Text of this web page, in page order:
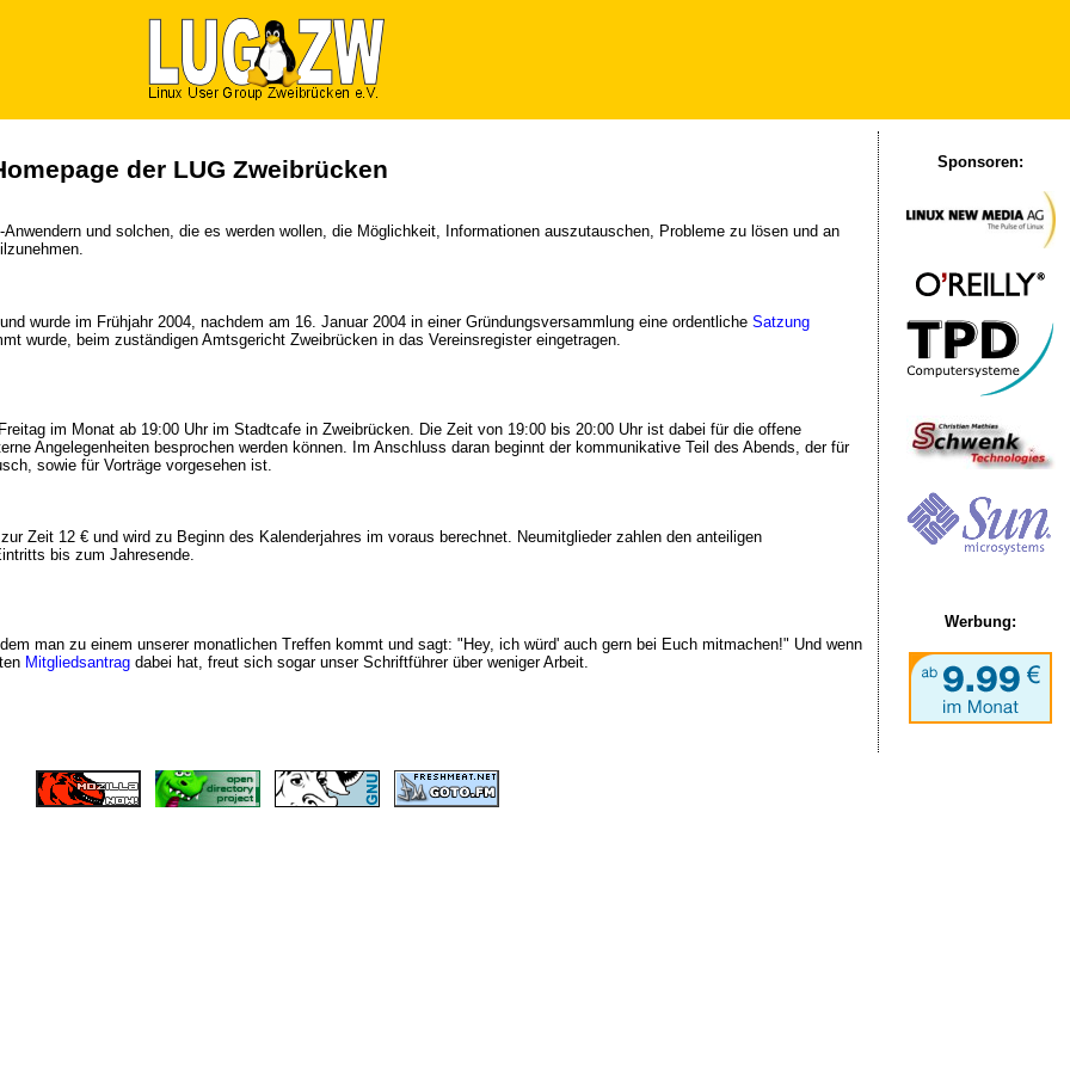
der LUG Zweibrücken
und solchen, die es werden wollen, die Möglichkeit, Informationen auszutauschen, Probleme zu lösen und an
wurde im Frühjahr 2004, nachdem am 16. Januar 2004 in einer Gründungsversammlung eine ordentliche Satzung
wurde, beim zuständigen Amtsgericht Zweibrücken in das Vereinsregister eingetragen.
im Monat ab 19:00 Uhr im Stadtcafe in Zweibrücken. Die Zeit von 19:00 bis 20:00 Uhr ist dabei für die offene
Angelegenheiten besprochen werden können. Im Anschluss daran beginnt der kommunikative Teil des Abends, der für
sowie für Vorträge vorgesehen ist.
Zeit 12 € und wird zu Beginn des Kalenderjahres im voraus berechnet. Neumitglieder zahlen den anteiligen
bis zum Jahresende.
man zu einem unserer monatlichen Treffen kommt und sagt: "Hey, ich würd' auch gern bei Euch mitmachen!" Und wenn
Mitgliedsantrag dabei hat, freut sich sogar unser Schriftführer über weniger Arbeit.
Sponsoren:
Werbung: